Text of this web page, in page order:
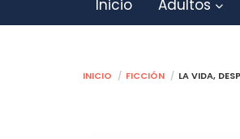
Inicio Adultos
Inicio Ficción LA VIDA,